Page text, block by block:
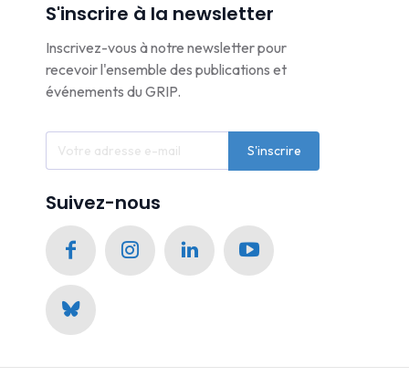
S'inscrire à la newsletter
Inscrivez-vous à notre newsletter pour
recevoir l'ensemble des publications et
événements du GRIP.
S'inscrire
Suivez-nous